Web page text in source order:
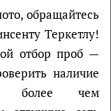
обращайтесь
Теркетлу!
отбор проб —
наличие
более чем